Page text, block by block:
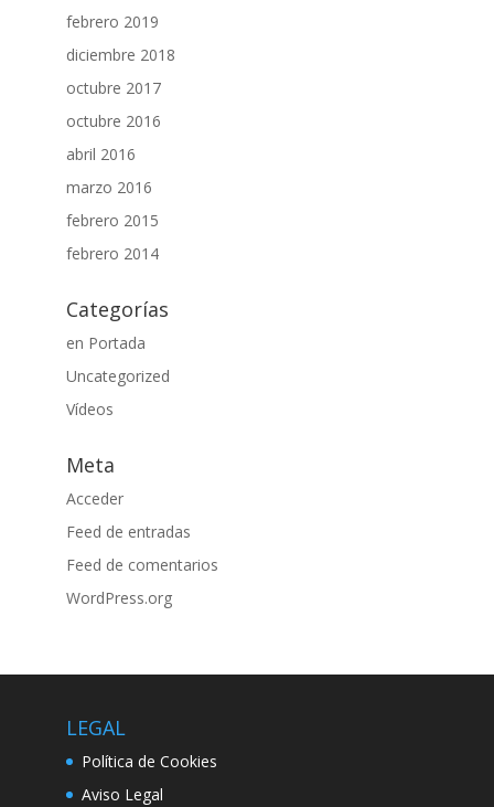
febrero 2019
diciembre 2018
octubre 2017
octubre 2016
abril 2016
marzo 2016
febrero 2015
febrero 2014
Categorías
en Portada
Uncategorized
Vídeos
Meta
Acceder
Feed de entradas
Feed de comentarios
WordPress.org
LEGAL
Política de Cookies
Aviso Legal